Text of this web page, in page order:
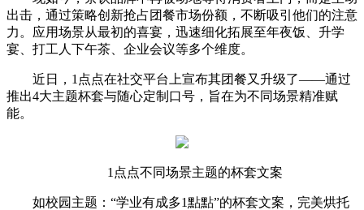
出击，通过策略创新抢占团餐市场份额，不断吸引他们的注意
力。应用场景从最初的喜宴，迅速细化拓展至年夜饭、升学
宴、打工人下午茶、企业会议等多个维度。
近日，1点点在社交平台上宣布其团餐又升级了——通过
推出4大主题杯套与随心定制口号，旨在为不同场景精准赋
能。
1点点不同场景主题的杯套文案
如校园主题：“学业有成多1點點”的杯套文案，完美烘托